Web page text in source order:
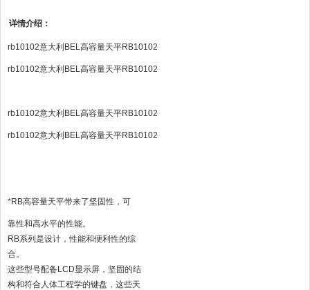
详情介绍：
rb10102意大利BEL高容量天平RB10102
rb10102意大利BEL高容量天平RB10102
rb10102意大利BEL高容量天平RB10102
rb10102意大利BEL高容量天平RB10102
*RB高容量天平带来了坚固性，可
靠性和高水平的性能。
RB系列是设计，性能和便利性的综
合。
这些型号配备LCD显示屏，坚固的结
构和符合人体工程学的键盘，这些天